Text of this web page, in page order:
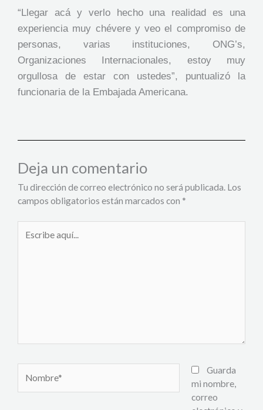
“Llegar acá y verlo hecho una realidad es una
experiencia muy chévere y veo el compromiso de
personas, varias instituciones, ONG’s,
Organizaciones Internacionales, estoy muy
orgullosa de estar con ustedes”, puntualizó la
funcionaria de la Embajada Americana.
Deja un comentario
Tu dirección de correo electrónico no será publicada. Los
campos obligatorios están marcados con *
aquí...
Guarda
mi nombre,
correo